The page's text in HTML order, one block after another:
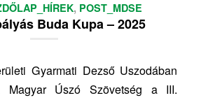
, POST_MDSE
Buda Kupa – 2025
Gyarmati Dezső Uszodában
Magyar Úszó Szövetség a III.